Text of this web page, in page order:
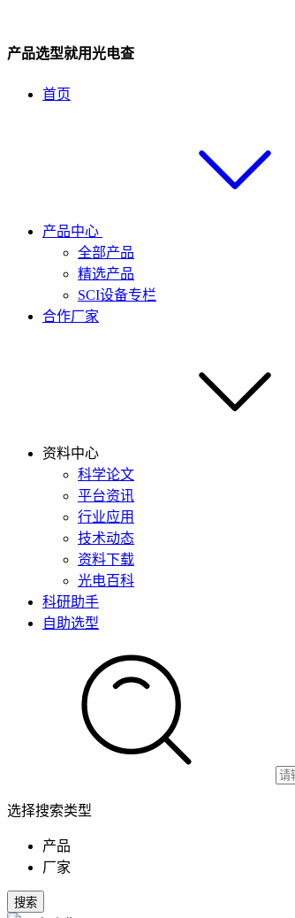
产品选型就用光电查
首页
产品中心
全部产品
精选产品
SCI设备专栏
合作厂家
资料中心
科学论文
平台资讯
行业应用
技术动态
资料下载
光电百科
科研助手
自助选型
选择搜索类型
产品
厂家
搜索